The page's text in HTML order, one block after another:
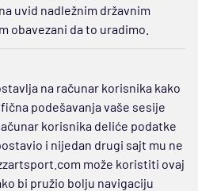
uvid nadležnim državnim
obavezani da to uradimo.
na računar korisnika kako
podešavanja vaše sesije
korisnika deliće podatke
i nijedan drugi sajt mu ne
može koristiti ovaj
bi pružio bolju navigaciju